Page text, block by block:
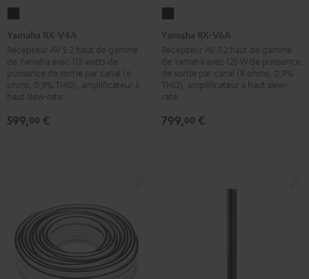
RX-
V4A
Noir
Yamaha RX-V4A
Récepteur AV 5.2 haut de gamme
de Yamaha avec 115 watts de
puissance de sortie par canal (6
ohms, 0,9% THD), amplificateur à
haut slew-rate
599,00 €
RX-
V6A
Noir
Yamaha RX-V6A
Récepteur AV 7.2 haut de gamme
de Yamaha avec 125 W de puissance
de sortie par canal (8 ohms, 0,9%
THD), amplificateur à haut slew-
rate
799,00 €